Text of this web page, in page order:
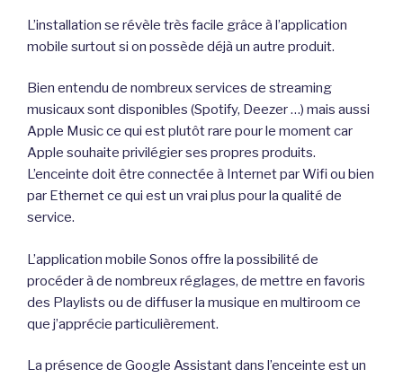
L’installation se révèle très facile grâce à l’application
mobile surtout si on possède déjà un autre produit.
Bien entendu de nombreux services de streaming
musicaux sont disponibles (Spotify, Deezer …) mais aussi
Apple Music ce qui est plutôt rare pour le moment car
Apple souhaite privilégier ses propres produits.
L’enceinte doit être connectée à Internet par Wifi ou bien
par Ethernet ce qui est un vrai plus pour la qualité de
service.
L’application mobile Sonos offre la possibilité de
procéder à de nombreux réglages, de mettre en favoris
des Playlists ou de diffuser la musique en multiroom ce
que j’apprécie particulièrement.
La présence de Google Assistant dans l’enceinte est un